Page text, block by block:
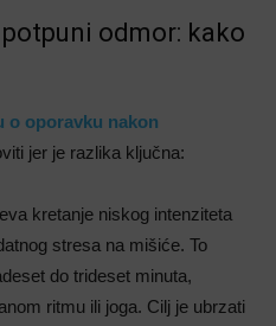
odmor: kako
o oporavku nakon
jer je razlika ključna:
kretanje niskog intenziteta
stresa na mišiće. To
do trideset minuta,
ritmu ili joga. Cilj je ubrzati